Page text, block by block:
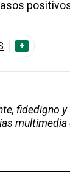
positivos
+
fidedigno
multimedia